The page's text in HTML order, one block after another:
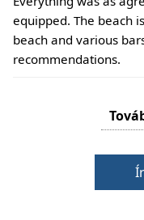
equipped. The beach
beach and various
recommendations.